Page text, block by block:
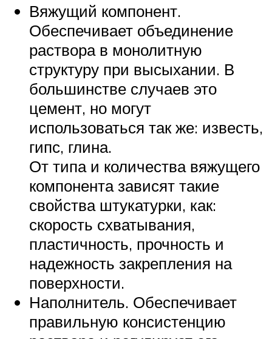
Вяжущий компонент.
Обеспечивает объединение
раствора в монолитную
структуру при высыхании. В
большинстве случаев это
цемент, но могут
использоваться так же: известь,
гипс, глина.
От типа и количества вяжущего
компонента зависят такие
свойства штукатурки, как:
скорость схватывания,
пластичность, прочность и
надежность закрепления на
поверхности.
Наполнитель. Обеспечивает
правильную консистенцию